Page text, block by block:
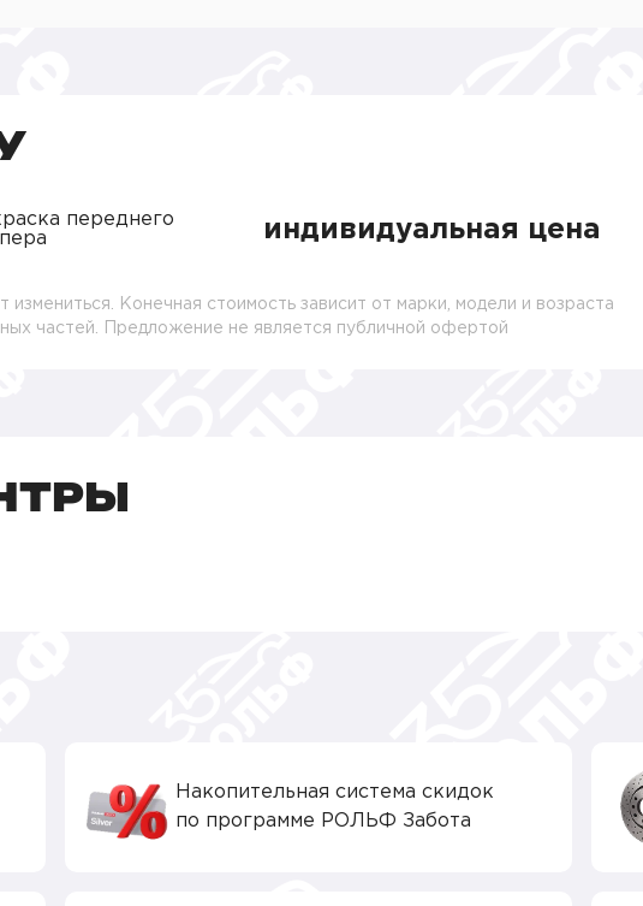
переднего
индивидуальная цена
Конечная стоимость зависит от марки, модели и возраста
частей. Предложение не является публичной офертой
Накопительная система скидок
по программе РОЛЬФ Забота